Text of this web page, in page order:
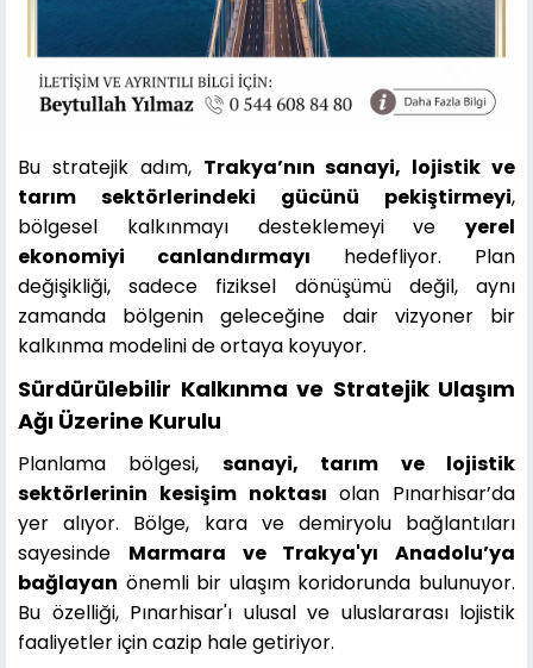
Bu stratejik adım, Trakya’nın sanayi, lojistik ve
tarım sektörlerindeki gücünü pekiştirmeyi,
bölgesel kalkınmayı desteklemeyi ve yerel
ekonomiyi canlandırmayı hedefliyor. Plan
değişikliği, sadece fiziksel dönüşümü değil, aynı
zamanda bölgenin geleceğine dair vizyoner bir
kalkınma modelini de ortaya koyuyor.
Sürdürülebilir Kalkınma ve Stratejik Ulaşım
Ağı Üzerine Kurulu
Planlama bölgesi, sanayi, tarım ve lojistik
sektörlerinin kesişim noktası olan Pınarhisar’da
yer alıyor. Bölge, kara ve demiryolu bağlantıları
sayesinde Marmara ve Trakya'yı Anadolu’ya
bağlayan önemli bir ulaşım koridorunda bulunuyor.
Bu özelliği, Pınarhisar'ı ulusal ve uluslararası lojistik
faaliyetler için cazip hale getiriyor.